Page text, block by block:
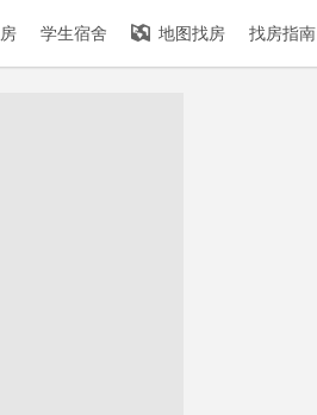
学生宿舍 地图找房 找房指南